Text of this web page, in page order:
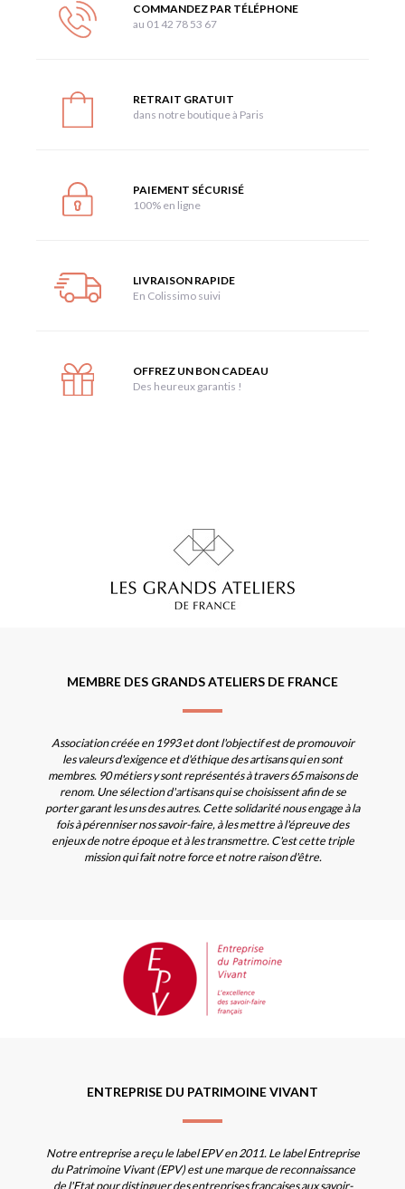
COMMANDEZ PAR TÉLÉPHONE
au 01 42 78 53 67
RETRAIT GRATUIT
dans notre boutique à Paris
PAIEMENT SÉCURISÉ
100% en ligne
LIVRAISON RAPIDE
En Colissimo suivi
OFFREZ UN BON CADEAU
Des heureux garantis !
MEMBRE DES GRANDS ATELIERS DE FRANCE
Association créée en 1993 et dont l'objectif est de promouvoir
les valeurs d'exigence et d'éthique des artisans qui en sont
membres. 90 métiers y sont représentés à travers 65 maisons de
renom. Une sélection d'artisans qui se choisissent afin de se
porter garant les uns des autres. Cette solidarité nous engage à la
fois à pérenniser nos savoir-faire, à les mettre à l'épreuve des
enjeux de notre époque et à les transmettre. C'est cette triple
mission qui fait notre force et notre raison d'être.
ENTREPRISE DU PATRIMOINE VIVANT
Notre entreprise a reçu le label EPV en 2011. Le label Entreprise
du Patrimoine Vivant (EPV) est une marque de reconnaissance
de l'Etat pour distinguer des entreprises françaises aux savoir-